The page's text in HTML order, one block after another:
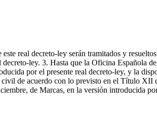
real decreto-ley serán tramitados y
ley. 3. Hasta que la Oficina Española
por el presente real decreto-ley, y la
de acuerdo con lo previsto en el Título
de Marcas, en la versión introducida